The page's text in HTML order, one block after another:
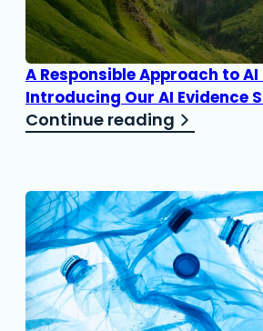
A Responsible Approach to
Introducing Our AI Evidence
Continue reading